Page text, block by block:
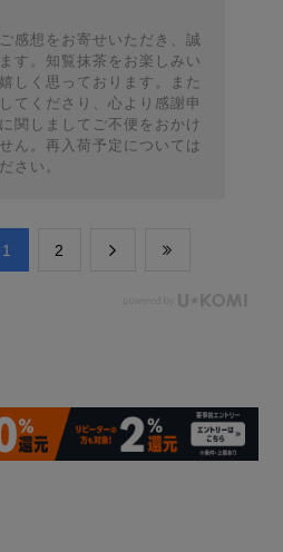
感想をお寄せいただき、誠
す。知覧抹茶をお楽しみい
しく思っております。また
てくださり、心より感謝申
関しましてご不便をおかけ
ん。再入荷予定については
さい。
​1 ​2